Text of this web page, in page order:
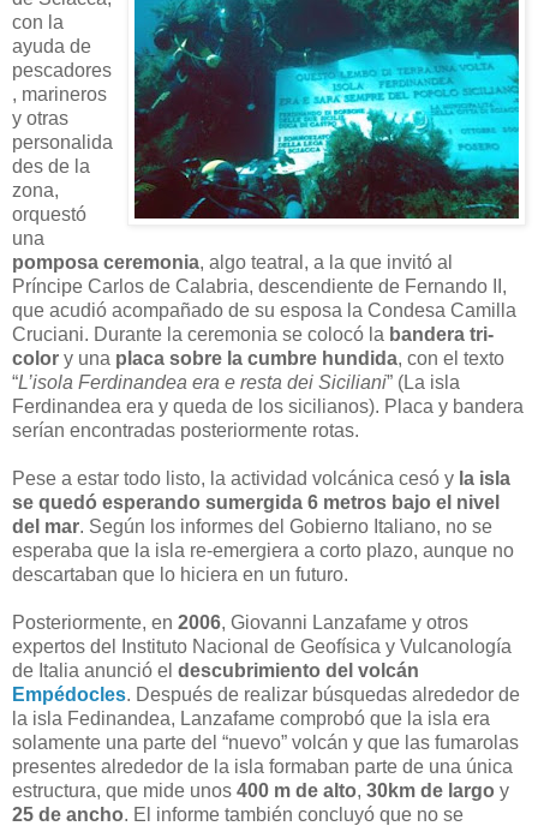
con la
ayuda de
pescadores
, marineros
y otras
personalida
des de la
zona,
orquestó
una
pomposa ceremonia, algo teatral, a la que invitó al
Príncipe Carlos de Calabria, descendiente de Fernando II,
que acudió acompañado de su esposa la Condesa Camilla
Cruciani. Durante la ceremonia se colocó la bandera tri-
color y una placa sobre la cumbre hundida, con el texto
“L’isola Ferdinandea era e resta dei Siciliani” (La isla
Ferdinandea era y queda de los sicilianos). Placa y bandera
serían encontradas posteriormente rotas.
Pese a estar todo listo, la actividad volcánica cesó y la isla
se quedó esperando sumergida 6 metros bajo el nivel
del mar. Según los informes del Gobierno Italiano, no se
esperaba que la isla re-emergiera a corto plazo, aunque no
descartaban que lo hiciera en un futuro.
Posteriormente, en 2006, Giovanni Lanzafame y otros
expertos del Instituto Nacional de Geofísica y Vulcanología
de Italia anunció el descubrimiento del volcán
Empédocles. Después de realizar búsquedas alrededor de
la isla Fedinandea, Lanzafame comprobó que la isla era
solamente una parte del “nuevo” volcán y que las fumarolas
presentes alrededor de la isla formaban parte de una única
estructura, que mide unos 400 m de alto, 30km de largo y
25 de ancho. El informe también concluyó que no se